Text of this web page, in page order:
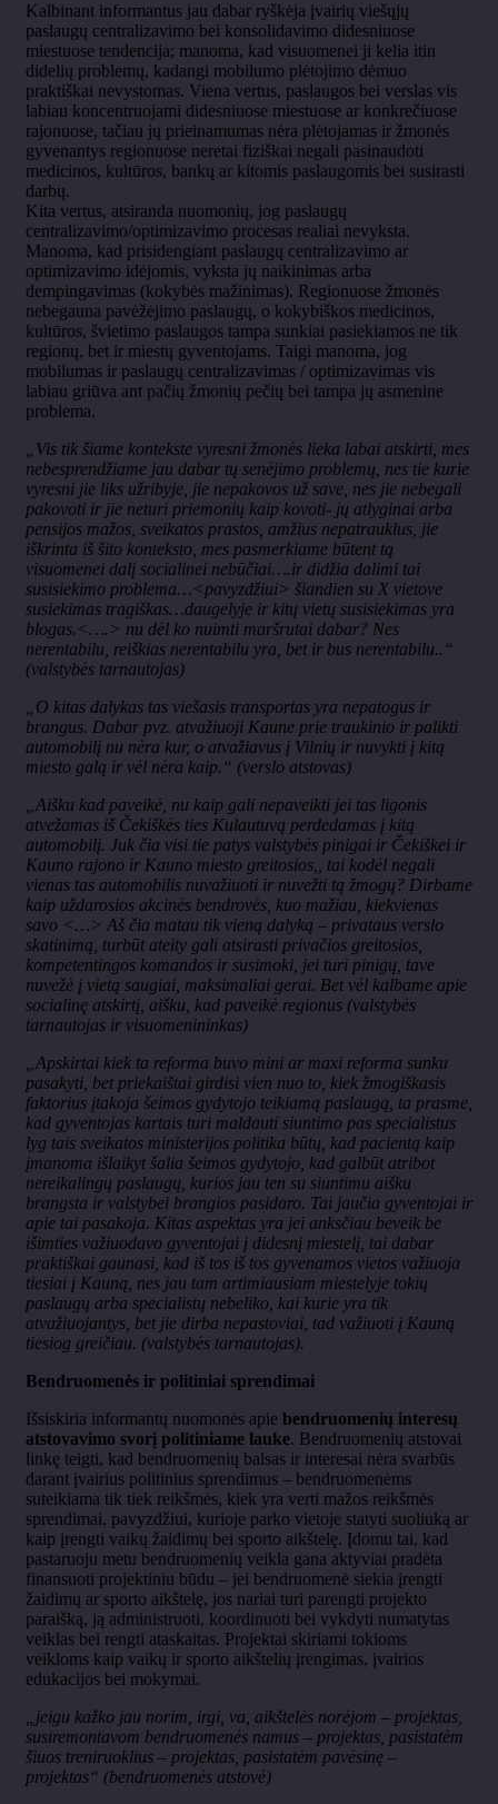
Kalbinant informantus jau dabar ryškėja įvairių viešųjų
paslaugų centralizavimo bei konsolidavimo didesniuose
miestuose tendencija; manoma, kad visuomenei ji kelia itin
didelių problemų, kadangi mobilumo plėtojimo dėmuo
praktiškai nevystomas. Viena vertus, paslaugos bei verslas vis
labiau koncentruojami didesniuose miestuose ar konkrečiuose
rajonuose, tačiau jų prieinamumas nėra plėtojamas ir žmonės
gyvenantys regionuose neretai fiziškai negali pasinaudoti
medicinos, kultūros, bankų ar kitomis paslaugomis bei susirasti
darbų.
Kita vertus, atsiranda nuomonių, jog paslaugų
centralizavimo/optimizavimo procesas realiai nevyksta.
Manoma, kad prisidengiant paslaugų centralizavimo ar
optimizavimo idėjomis, vyksta jų naikinimas arba
dempingavimas (kokybės mažinimas). Regionuose žmonės
nebegauna pavėžėjimo paslaugų, o kokybiškos medicinos,
kultūros, švietimo paslaugos tampa sunkiai pasiekiamos ne tik
regionų, bet ir miestų gyventojams. Taigi manoma, jog
mobilumas ir paslaugų centralizavimas / optimizavimas vis
labiau griūva ant pačių žmonių pečių bei tampa jų asmenine
problema.
„Vis tik šiame kontekste vyresni žmonės lieka labai atskirti, mes
nebesprendžiame jau dabar tų senėjimo problemų, nes tie kurie
vyresni jie liks užribyje, jie nepakovos už save, nes jie nebegali
pakovoti ir jie neturi priemonių kaip kovoti- jų atlyginai arba
pensijos mažos, sveikatos prastos, amžius nepatrauklus, jie
iškrinta iš šito konteksto, mes pasmerkiame būtent tą
visuomenei dalį socialinei nebūčiai….ir didžia dalimi tai
susisiekimo problema…<pavyzdžiui> šiandien su X vietove
susiekimas tragiškas…daugelyje ir kitų vietų susisiekimas yra
blogas.<….> nu dėl ko nuimti maršrutai dabar? Nes
nerentabilu, reiškias nerentabilu yra, bet ir bus nerentabilu..“
(valstybės tarnautojas)
„O kitas dalykas tas viešasis transportas yra nepatogus ir
brangus. Dabar pvz. atvažiuoji Kaune prie traukinio ir palikti
automobilį nu nėra kur, o atvažiavus į Vilnių ir nuvykti į kitą
miesto galą ir vėl nėra kaip.“ (verslo atstovas)
„Aišku kad paveikė, nu kaip gali nepaveikti jei tas ligonis
atvežamas iš Čekiškės ties Kulautuvą perdedamas į kitą
automobilį. Juk čia visi tie patys valstybės pinigai ir Čekiškei ir
Kauno rajono ir Kauno miesto greitosios,, tai kodėl negali
vienas tas automobilis nuvažiuoti ir nuvežti tą žmogų? Dirbame
kaip uždarosios akcinės bendrovės, kuo mažiau, kiekvienas
savo <…> Aš čia matau tik vieną dalyką – privataus verslo
skatinimą, turbūt ateity gali atsirasti privačios greitosios,
kompetentingos komandos ir susimoki, jei turi pinigų, tave
nuvežė į vietą saugiai, maksimaliai gerai. Bet vėl kalbame apie
socialinę atskirtį, aišku, kad paveikė regionus (valstybės
tarnautojas ir visuomenininkas)
„Apskirtai kiek ta reforma buvo mini ar maxi reforma sunku
pasakyti, bet priekaištai girdisi vien nuo to, kiek žmogiškasis
faktorius įtakoja šeimos gydytojo teikiamą paslaugą, ta prasme,
kad gyventojas kartais turi maldauti siuntimo pas specialistus
lyg tais sveikatos ministerijos politika būtų, kad pacientą kaip
įmanoma išlaikyt šalia šeimos gydytojo, kad galbūt atribot
nereikalingų paslaugų, kurios jau ten su siuntimu aišku
brangsta ir valstybei brangios pasidaro. Tai jaučia gyventojai ir
apie tai pasakoja. Kitas aspektas yra jei anksčiau beveik be
išimties važiuodavo gyventojai į didesnį miestelį, tai dabar
praktiškai gaunasi, kad iš tos iš tos gyvenamos vietos važiuoja
tiesiai į Kauną, nes jau tam artimiausiam miestelyje tokių
paslaugų arba specialistų nebeliko, kai kurie yra tik
atvažiuojantys, bet jie dirba nepastoviai, tad važiuoti į Kauną
tiesiog greičiau. (valstybės tarnautojas).
Bendruomenės ir politiniai sprendimai
Išsiskiria informantų nuomonės apie bendruomenių interesų
atstovavimo svorį politiniame lauke. Bendruomenių atstovai
linkę teigti, kad bendruomenių balsas ir interesai nėra svarbūs
darant įvairius politinius sprendimus – bendruomenėms
suteikiama tik tiek reikšmės, kiek yra verti mažos reikšmės
sprendimai, pavyzdžiui, kurioje parko vietoje statyti suoliuką ar
kaip įrengti vaikų žaidimų bei sporto aikštelę. Įdomu tai, kad
pastaruoju metu bendruomenių veikla gana aktyviai pradėta
finansuoti projektiniu būdu – jei bendruomenė siekia įrengti
žaidimų ar sporto aikštelę, jos nariai turi parengti projekto
paraišką, ją administruoti, koordinuoti bei vykdyti numatytas
veiklas bei rengti ataskaitas. Projektai skiriami tokioms
veikloms kaip vaikų ir sporto aikštelių įrengimas, įvairios
edukacijos bei mokymai.
„jeigu kažko jau norim, irgi, va, aikštelės norėjom – projektas,
susiremontavom bendruomenės namus – projektas, pasistatėm
šiuos treniruoklius – projektas, pasistatėm pavėsinę –
projektas“ (bendruomenės atstovė)